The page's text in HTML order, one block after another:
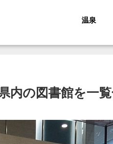
温泉
内の図書館を一